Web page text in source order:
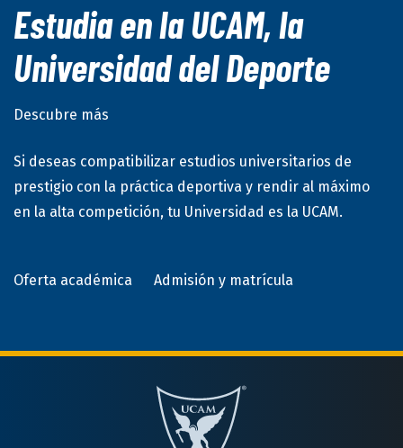
Florete
(2020)
Esgrima
Florete
(2019)
Esgrima
Estudia en la UCAM, la
Universidad del Deporte
Descubre más
Si deseas compatibilizar estudios universitarios de
prestigio con la práctica deportiva y rendir al máximo
en la alta competición, tu Universidad es la UCAM.
Oferta académica Admisión y matrícula